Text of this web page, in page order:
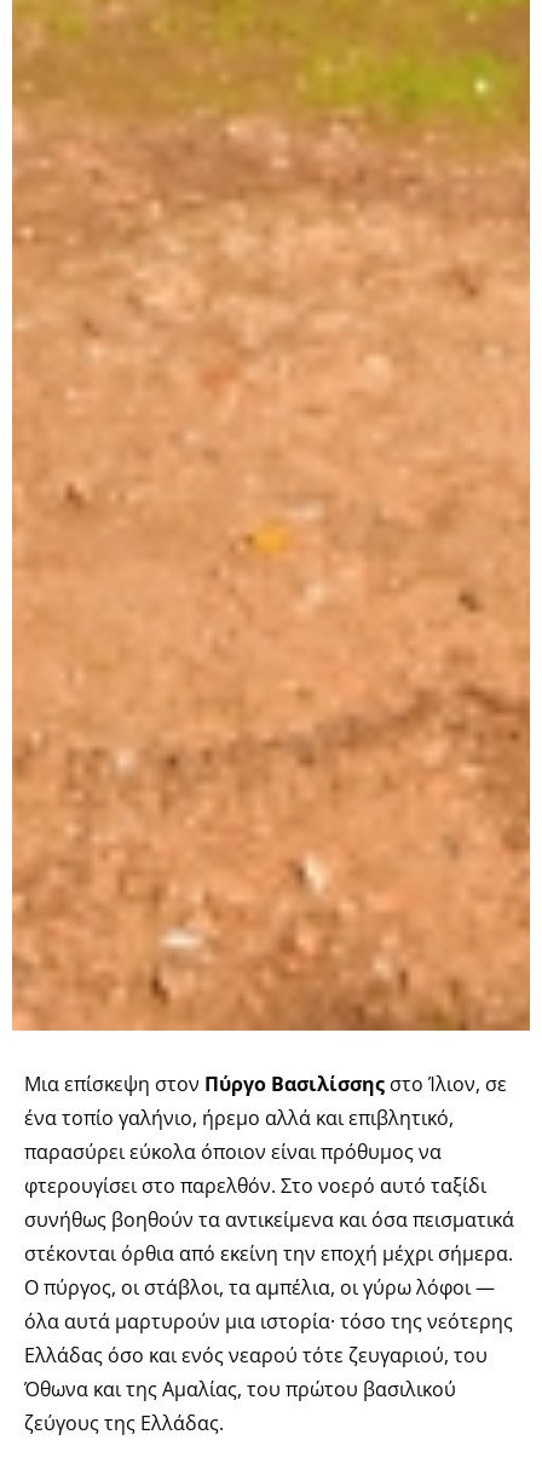
Μια επίσκεψη στον Πύργο Βασιλίσσης στο Ίλιον, σε
ένα τοπίο γαλήνιο, ήρεμο αλλά και επιβλητικό,
παρασύρει εύκολα όποιον είναι πρόθυμος να
φτερουγίσει στο παρελθόν. Στο νοερό αυτό ταξίδι
συνήθως βοηθούν τα αντικείμενα και όσα πεισματικά
στέκονται όρθια από εκείνη την εποχή μέχρι σήμερα.
Ο πύργος, οι στάβλοι, τα αμπέλια, οι γύρω λόφοι —
όλα αυτά μαρτυρούν μια ιστορία· τόσο της νεότερης
Ελλάδας όσο και ενός νεαρού τότε ζευγαριού, του
Όθωνα και της Αμαλίας, του πρώτου βασιλικού
ζεύγους της Ελλάδας.